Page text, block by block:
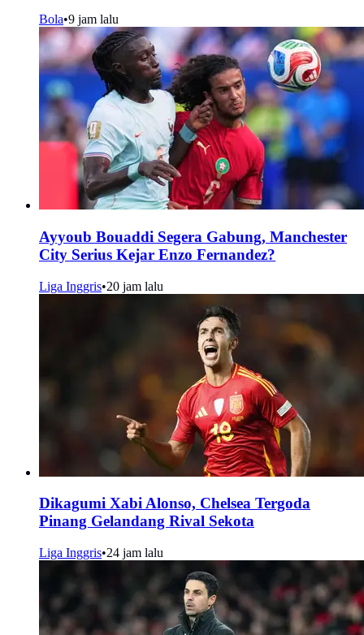
Bola•9 jam lalu
Ayyoub Bouaddi Segera Gabung, Manchester
City Serius Kejar Enzo Fernandez?
Liga Inggris•20 jam lalu
Dikagumi Xabi Alonso, Chelsea Tergoda
Pinang Gelandang Rival Sekota
Liga Inggris•24 jam lalu